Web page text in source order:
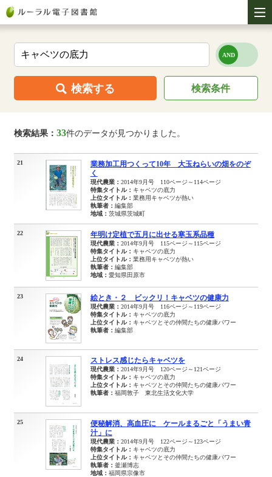
検索する 検索条件
検索結果： 33件のデータが見つかりました。
21
業務加工用つくって10年 大玉ねらいの畑をのぞ
く
現代農業： 2014年9月号 110ページ～114ページ
特集タイトル： キャベツの底力
上位タイトル： 業務用キャベツが熱い
執筆者： 編集部
地域： 茨城県茨城町
22 年明け定植で五月に出せる寒玉系品種
現代農業： 2014年9月号 115ページ～115ページ
特集タイトル： キャベツの底力
上位タイトル： 業務用キャベツが熱い
執筆者： 編集部
地域： 愛知県田原市
23 絵とき・２ ビックリ！キャベツの健康力
現代農業： 2014年9月号 116ページ～119ページ
特集タイトル： キャベツの底力
上位タイトル： キャベツとその仲間たちの健康パワー
執筆者： 編集部
24 ストレス感じたらキャベツを
現代農業： 2014年9月号 120ページ～121ページ
特集タイトル： キャベツの底力
上位タイトル： キャベツとその仲間たちの健康パワー
執筆者： 福岡敦子 東北生活文化大学
25
便秘解消、高血圧に ケールまるごと「うまい青
汁」に
現代農業： 2014年9月号 122ページ～123ページ
特集タイトル： キャベツの底力
上位タイトル： キャベツとその仲間たちの健康パワー
執筆者： 釜瀬博志
地域： 福岡県宗像市